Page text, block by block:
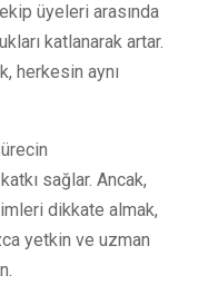
üyeleri arasında
katlanarak artar.
herkesin aynı
sağlar. Ancak,
dikkate almak,
yetkin ve uzman